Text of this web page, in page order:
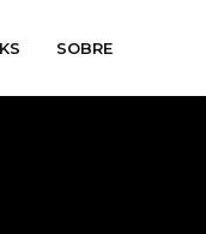
SOBRE